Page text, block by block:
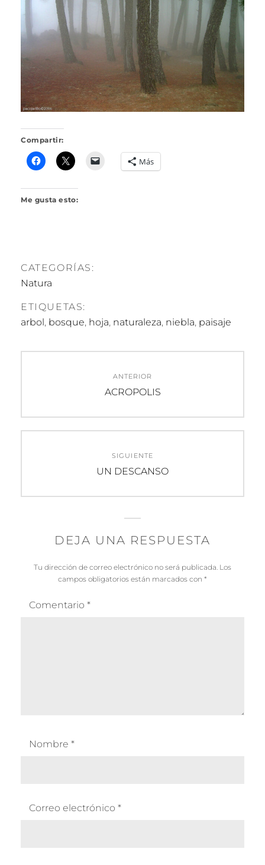
R
L
L
O
Compartir:
Más
Me gusta esto:
CATEGORÍAS:
Natura
ETIQUETAS:
arbol, bosque, hoja, naturaleza, niebla, paisaje
entradas
ANTERIOR
Entrada
ACROPOLIS
SIGUIENTE
Entrada
UN DESCANSO
DEJA UNA RESPUESTA
Tu dirección de correo electrónico no será publicada. Los
campos obligatorios están marcados con *
Comentario *
Nombre *
Correo electrónico *